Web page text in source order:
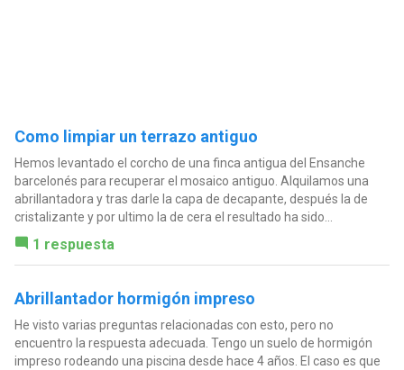
Como limpiar un terrazo antiguo
Hemos levantado el corcho de una finca antigua del Ensanche
barcelonés para recuperar el mosaico antiguo. Alquilamos una
abrillantadora y tras darle la capa de decapante, después la de
cristalizante y por ultimo la de cera el resultado ha sido...
1 respuesta
Abrillantador hormigón impreso
He visto varias preguntas relacionadas con esto, pero no
encuentro la respuesta adecuada. Tengo un suelo de hormigón
impreso rodeando una piscina desde hace 4 años. El caso es que